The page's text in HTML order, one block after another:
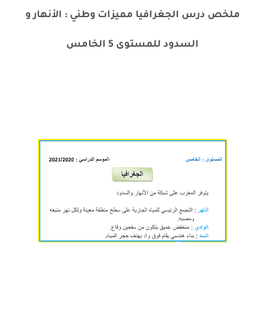
ملخص درس الجغرافيا مميزات وطني : الأنهار و
السدود للمستوى 5 الخامس